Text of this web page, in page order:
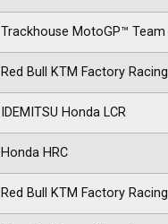
Trackhouse MotoGP™ Team
Red Bull KTM Factory Racing
IDEMITSU Honda LCR
Honda HRC
Red Bull KTM Factory Racing